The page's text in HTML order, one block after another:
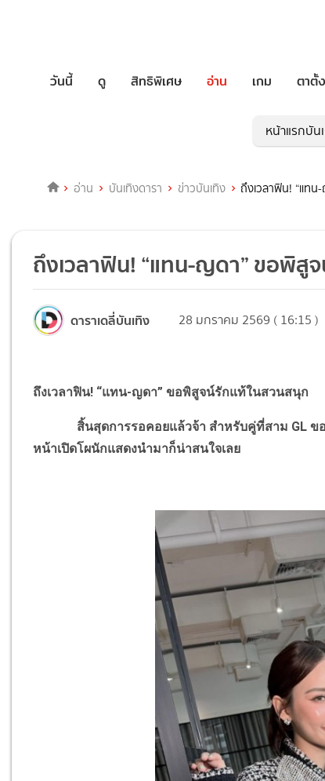
วันนี้ ดู สิทธิพิเศษ อ่าน เกม ตาตั้ง
หน้าแรกบัน
อ่าน บันเทิงดารา ข่าวบันเทิง ถึงเวลาฟิน! “แท
ถึงเวลาฟิน! “แทน-ญดา” ขอพิสู
ดาราเดลี่บันเทิง 28 มกราคม 2569 ( 16:15 )
ถึงเวลาฟิน! “แทน-ญดา” ขอพิสูจน์รักแท้ในสวนสนุก
สิ้นสุดการรอคอยแล้วจ้า สำหรับคู่ที่สาม GL ของ
หน้าเปิดโผนักแสดงนำมาก็น่าสนใจเลย